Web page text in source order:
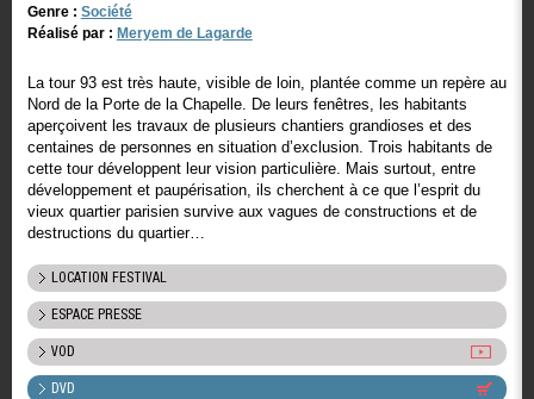
Genre : Société
Réalisé par : Meryem de Lagarde
La tour 93 est très haute, visible de loin, plantée comme un repère au
Nord de la Porte de la Chapelle. De leurs fenêtres, les habitants
aperçoivent les travaux de plusieurs chantiers grandioses et des
centaines de personnes en situation d’exclusion. Trois habitants de
cette tour développent leur vision particulière. Mais surtout, entre
développement et paupérisation, ils cherchent à ce que l’esprit du
vieux quartier parisien survive aux vagues de constructions et de
destructions du quartier…
LOCATION FESTIVAL
ESPACE PRESSE
VOD
DVD